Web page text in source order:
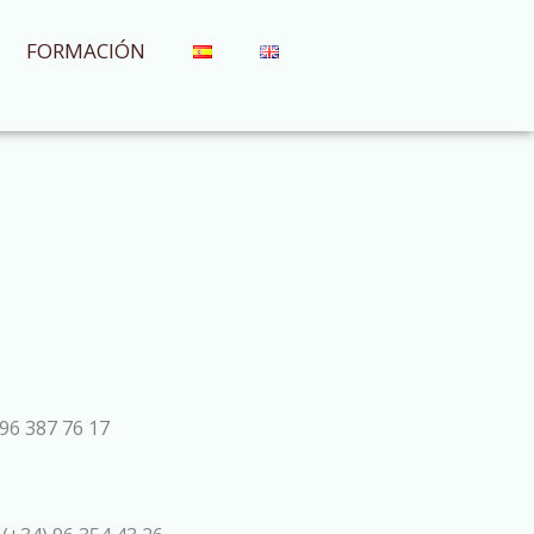
FORMACIÓN
387 76 17